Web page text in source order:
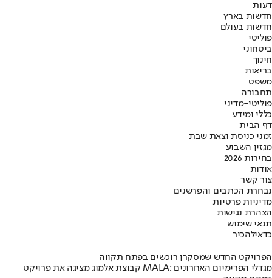
דעות
חדשות בארץ
חדשות בעולם
פוליטי
ביטחוני
חינוך
בריאות
משפט
תחבורה
פוליטי-מדיני
כללי ומידע
דף הבית
זמני כניסת וצאת שבת
מגזין השבוע
בחירות 2026
אודות
צור קשר
נבחרת הכתבים והפרשנים
מדיניות פרטיות
הצהרת נגישות
תנאי שימוש
כדאילהכיר
הפרויקט החדש שמסקרן רוכשים בפתח תקווה
קבוצת אלמוג מציגה את פרויקט MALA: מגדלי הפרימיום האחרונים